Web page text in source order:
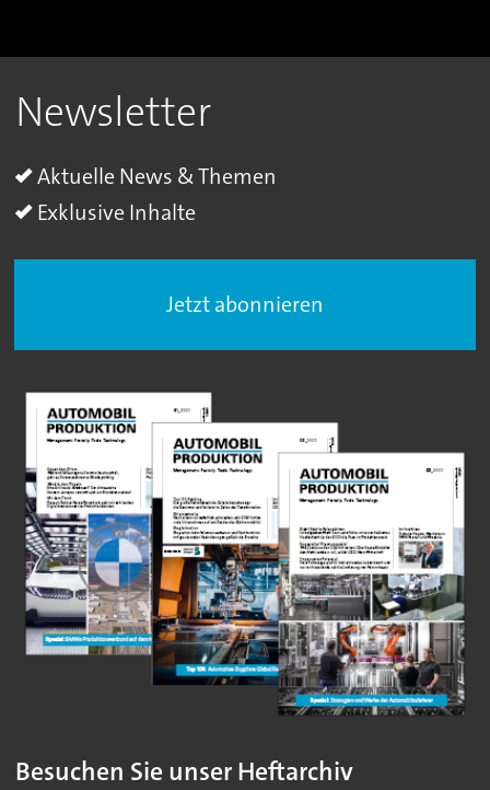
Newsletter
Aktuelle News & Themen
Exklusive Inhalte
Jetzt abonnieren
Besuchen Sie unser Heftarchiv